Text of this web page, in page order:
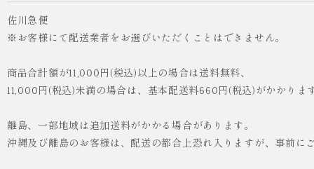
佐川急便
※お客様にて配送業者をお選びいただくことはできません。
商品合計額が11,000円(税込)以上の場合は送料無料、
11,000円(税込)未満の場合は、基本配送料660円(税込)がかかりま
離島、一部地域は追加送料がかかる場合があります。
沖縄及び離島のお客様は、配送の都合上恐れ入りますが、事前に